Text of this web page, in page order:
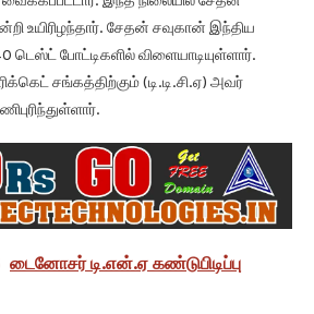
உயிரிழந்தார். சேதன் சவுகான் இந்திய
டெஸ்ட் போட்டிகளில் விளையாடியுள்ளார்.
சங்கத்திற்கும் (டி.டி.சி.ஏ) அவர்
டைனோசர் டி.என்.ஏ கண்டுபிடிப்பு